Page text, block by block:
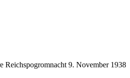
Reichspogromnacht 9. November 1938